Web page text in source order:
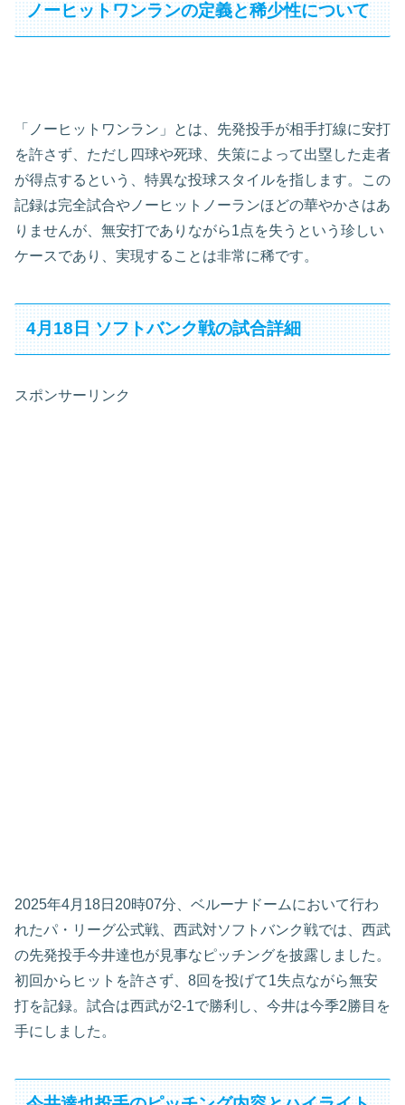
ノーヒットワンランの定義と稀少性について
「ノーヒットワンラン」とは、先発投手が相手打線に安打
を許さず、ただし四球や死球、失策によって出塁した走者
が得点するという、特異な投球スタイルを指します。この
記録は完全試合やノーヒットノーランほどの華やかさはあ
りませんが、無安打でありながら1点を失うという珍しい
ケースであり、実現することは非常に稀です。
4月18日 ソフトバンク戦の試合詳細
スポンサーリンク
2025年4月18日20時07分、ベルーナドームにおいて行わ
れたパ・リーグ公式戦、西武対ソフトバンク戦では、西武
の先発投手今井達也が見事なピッチングを披露しました。
初回からヒットを許さず、8回を投げて1失点ながら無安
打を記録。試合は西武が2-1で勝利し、今井は今季2勝目を
手にしました。